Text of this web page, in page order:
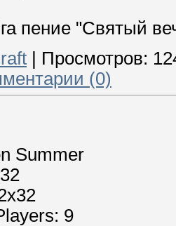
пение "Святый
Просмотров:
(0)
Summer
9